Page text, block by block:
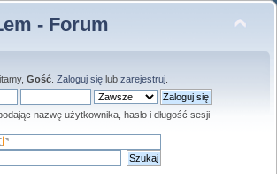
- Forum
Gość. Zaloguj sięlub zarejestruj.
nazwę użytkownika, hasło i długość sesji